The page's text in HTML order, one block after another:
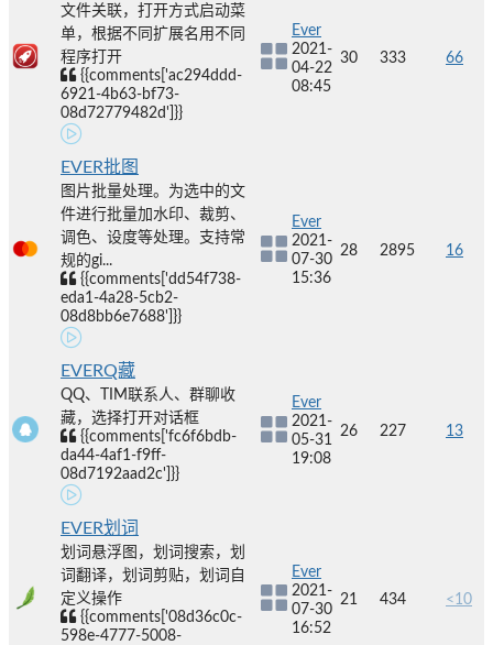
文件关联，打开方式启动菜
单，根据不同扩展名用不同
程序打开
{{comments['ac294ddd-
6921-4b63-bf73-
08d72779482d']}}
Ever
2021-
04-22
08:45
30 333 66
EVER批图
图片批量处理。为选中的文
件进行批量加水印、裁剪、
调色、设度等处理。支持常
规的gi...
{{comments['dd54f738-
eda1-4a28-5cb2-
08d8bb6e7688']}}
Ever
2021-
07-30
15:36
28 2895 16
EVERQ藏
QQ、TIM联系人、群聊收
藏，选择打开对话框
{{comments['fc6f6bdb-
da44-4af1-f9ff-
08d7192aad2c']}}
Ever
2021-
05-31
19:08
26 227 13
EVER划词
划词悬浮图，划词搜索，划
词翻译，划词剪贴，划词自
定义操作
{{comments['08d36c0c-
598e-4777-5008-
Ever
2021-
07-30
16:52
21 434 <10